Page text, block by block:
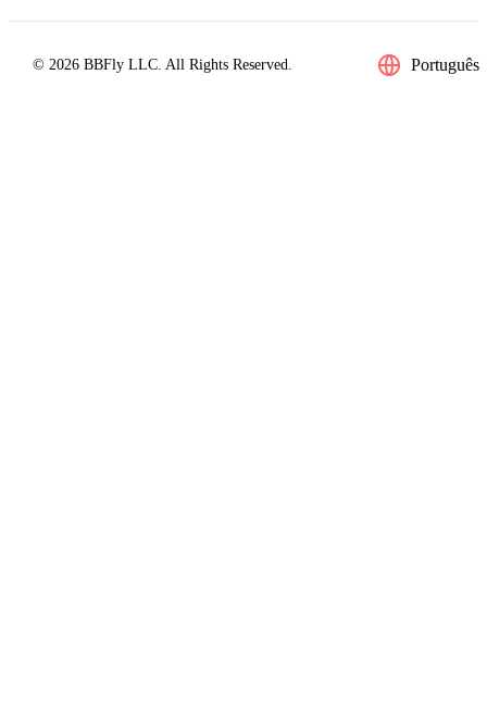
© 2026 BBFly LLC. All Rights Reserved. Português